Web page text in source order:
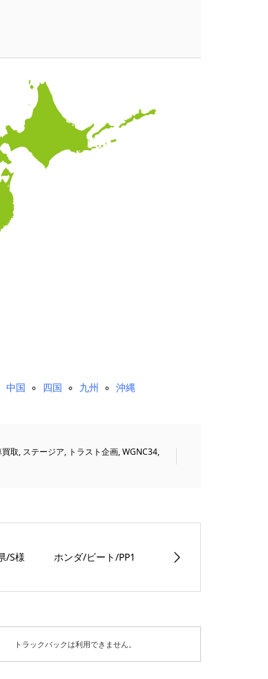
中国 四国 九州 沖縄
取, ステージア, トラスト企画,WGNC34,
/S様 ホンダ/ビート/PP1
トラックバックは利用できません。